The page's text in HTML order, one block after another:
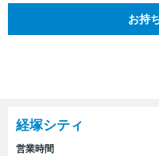
お持
経塚シティ
営業時間